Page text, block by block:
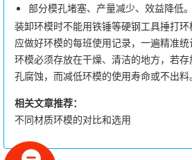
部分模孔堵塞、产量减少、效益降低。
装卸环模时不能用铁锤等硬钢工具捶打环
应做好环模的每班使用记录，一遍精准统
环模必须存放在干燥、清洁的地方，若
孔腐蚀，而减低环模的使用寿命或不出料。
相关文章推荐：
不同材质环模的对比和选用